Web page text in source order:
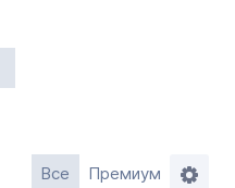
в домене
Все Премиум